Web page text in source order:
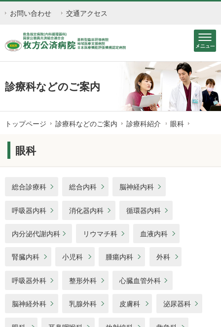
お問い合わせ 交通アクセス
診療科などのご案内
トップページ 診療科などのご案内 診療科紹介 眼科
眼科
総合診療科 総合内科 脳神経内科
呼吸器内科 消化器内科 循環器内科
内分泌代謝内科 リウマチ科 血液内科
腎臓内科 小児科 腫瘍内科 外科
呼吸器外科 整形外科 心臓血管外科
脳神経外科 乳腺外科 皮膚科 泌尿器科